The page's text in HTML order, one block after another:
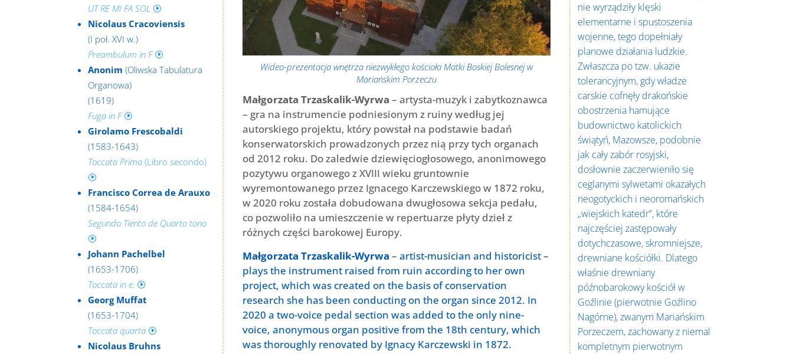
UT RE MI FA SOL I
Nicolaus Cracoviensis
(I poł. XVI w.)
Preambulum in F I
Anonim(Oliwska Tabulatura
Organowa)
(1619)
Fuga in F I
Girolamo Frescobaldi
(1583-1643)
Toccata Prima (Libro secondo)
I
Francisco Correa de Arauxo
(1584-1654)
Segundo Tiento de Quarto tono
I
Johann Pachelbel
(1653-1706)
Toccata in e. I
Georg Muffat
(1653-1704)
Toccata quarta I
Nicolaus Bruhns
Wideo-prezentacja wnętrza niezwykłego kościoła Matki Boskiej Bolesnej w
Mariańskim Porzeczu
Małgorzata Trzaskalik-Wyrwa – artysta-muzyk i zabytkoznawca
– gra na instrumencie podniesionym z ruiny według jej
autorskiego projektu, który powstał na podstawie badań
konserwatorskich prowadzonych przez nią przy tych organach
od 2012 roku. Do zaledwie dziewięciogłosowego, anonimowego
pozytywu organowego z XVIII wieku gruntownie
wyremontowanego przez Ignacego Karczewskiego w 1872 roku,
w 2020 roku została dobudowana dwugłosowa sekcja pedału,
co pozwoliło na umieszczenie w repertuarze płyty dzieł z
różnych części barokowej Europy.
Małgorzata Trzaskalik-Wyrwa – artist-musician and historicist –
plays the instrument raised from ruin according to her own
project, which was created on the basis of conservation
research she has been conducting on the organ since 2012. In
2020 a two-voice pedal section was added to the only nine-
voice, anonymous organ positive from the 18th century, which
was thoroughly renovated by Ignacy Karczewski in 1872.
nie wyrządziły klęski
elementarne i spustoszenia
wojenne, tego dopełniały
planowe działania ludzkie.
Zwłaszcza po tzw. ukazie
tolerancyjnym, gdy władze
carskie cofnęły drakońskie
obostrzenia hamujące
budownictwo katolickich
świątyń, Mazowsze, podobnie
jak cały zabór rosyjski,
dosłownie zaczerwieniło się
ceglanymi sylwetami okazałych
neogotyckich i neoromańskich
„wiejskich katedr”, które
najczęściej zastępowały
dotychczasowe, skromniejsze,
drewniane kościółki. Dlatego
właśnie drewniany
późnobarokowy kościół w
Goźlinie (pierwotnie Goźlino
Nagórne), zwanym Mariańskim
Porzeczem, zachowany z niemal
kompletnym pierwotnym